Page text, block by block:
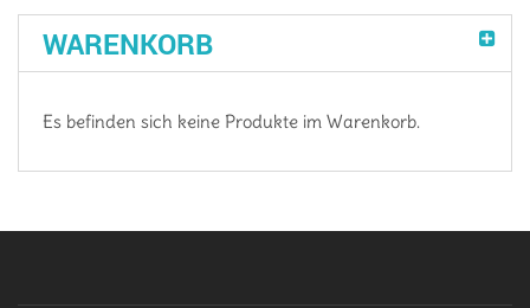
WARENKORB
Es befinden sich keine Produkte im Warenkorb.